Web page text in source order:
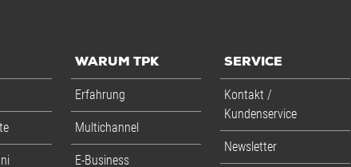
WARUM TPK
Erfahrung
Multichannel
E-Business
SERVICE
Kontakt /
Kundenservice
Newsletter